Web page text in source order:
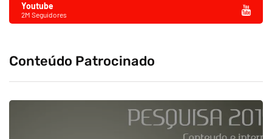
Youtube
2M Seguidores
Conteúdo Patrocinado